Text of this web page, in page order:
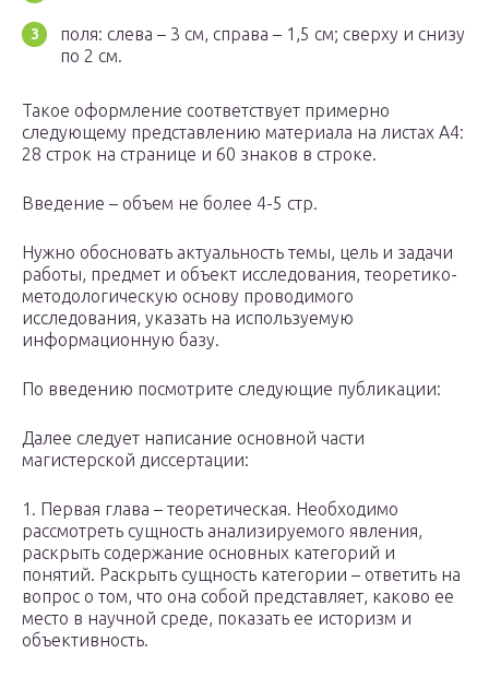
поля: слева – 3 см, справа – 1,5 см; сверху и снизу
по 2 см.
Такое оформление соответствует примерно
следующему представлению материала на листах А4:
28 строк на странице и 60 знаков в строке.
Введение – объем не более 4-5 стр.
Нужно обосновать актуальность темы, цель и задачи
работы, предмет и объект исследования, теоретико-
методологическую основу проводимого
исследования, указать на используемую
информационную базу.
По введению посмотрите следующие публикации:
Далее следует написание основной части
магистерской диссертации:
1. Первая глава – теоретическая. Необходимо
рассмотреть сущность анализируемого явления,
раскрыть содержание основных категорий и
понятий. Раскрыть сущность категории – ответить на
вопрос о том, что она собой представляет, каково ее
место в научной среде, показать ее историзм и
объективность.